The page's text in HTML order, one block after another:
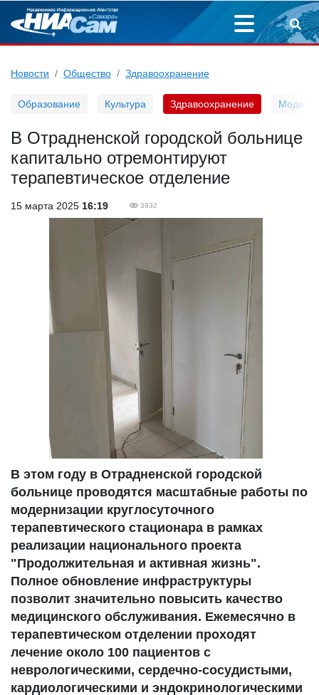
Новости Общество Здравоохранение
Образование Культура Здравоохранение Мода
В Отрадненской городской больнице
капитально отремонтируют
терапевтическое отделение
15 марта 2025 16:19 3932
В этом году в Отрадненской городской
больнице проводятся масштабные работы по
модернизации круглосуточного
терапевтического стационара в рамках
реализации национального проекта
"Продолжительная и активная жизнь".
Полное обновление инфраструктуры
позволит значительно повысить качество
медицинского обслуживания. Ежемесячно в
терапевтическом отделении проходят
лечение около 100 пациентов с
неврологическими, сердечно-сосудистыми,
кардиологическими и эндокринологическими